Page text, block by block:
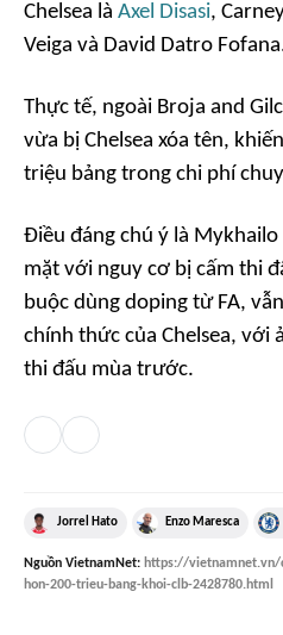
Chelsea là Axel Disasi,
Veiga và David Datro
Thực tế, ngoài Broja and
vừa bị Chelsea xóa tên,
triệu bảng trong chi phí
Điều đáng chú ý là
mặt với nguy cơ bị cấm thi
buộc dùng doping từ FA,
chính thức của Chelsea, với
thi đấu mùa trước.
Jorrel Hato Enzo Maresca
Nguồn VietnamNet: https://vietnamnet.vn/
hon-200-trieu-bang-khoi-clb-2428780.html